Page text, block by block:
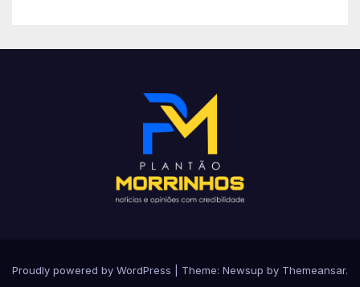
Proudly powered by WordPress Theme: Newsup by Themeansar.